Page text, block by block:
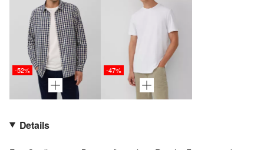
-52% -47%
Details